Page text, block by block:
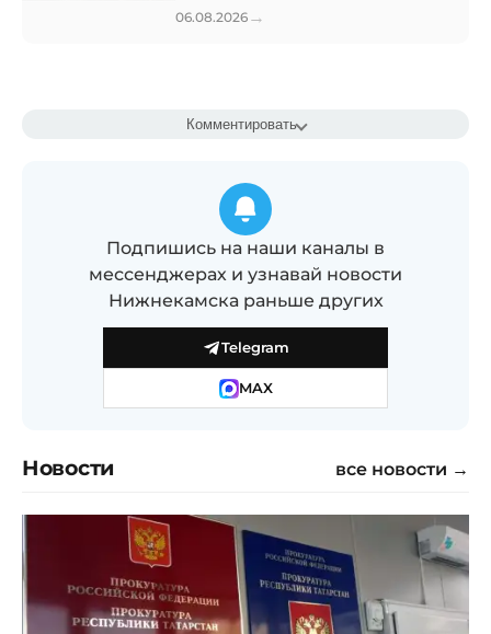
06.08.2026 →
Комментировать
Подпишись на наши каналы в
мессенджерах и узнавай новости
Нижнекамска раньше других
Telegram
MAX
Новости все новости →